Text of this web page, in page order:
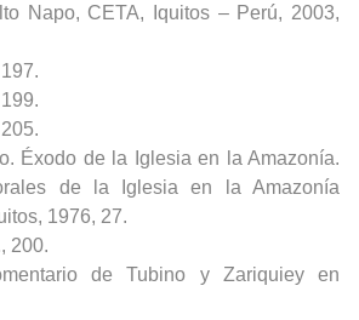
Napo, CETA, Iquitos – Perú, 2003,
Éxodo de la Iglesia en la Amazonía.
de la Iglesia en la Amazonía
1976, 27.
200.
de Tubino y Zariquiey en